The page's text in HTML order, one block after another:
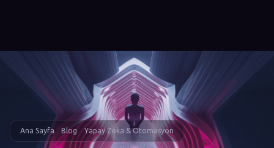
Ana Sayfa Blog Yapay Zeka & Otomasyon